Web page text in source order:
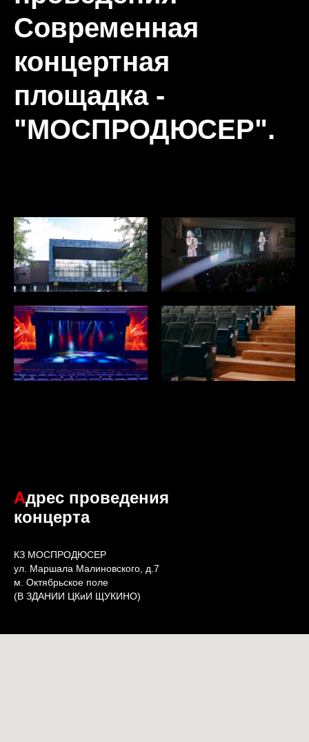
Современная
концертная
площадка -
"МОСПРОДЮСЕР".
Адрес проведения
концерта
КЗ МОСПРОДЮСЕР
ул. Маршала Малиновского, д.7
м. Октябрьское поле
(В ЗДАНИИ ЦКиИ ЩУКИНО)